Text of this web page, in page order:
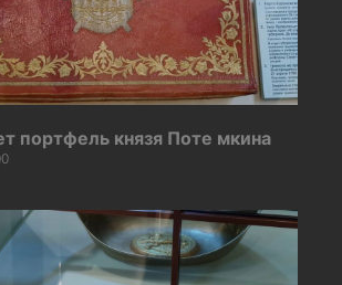
портфель князя Поте мкина